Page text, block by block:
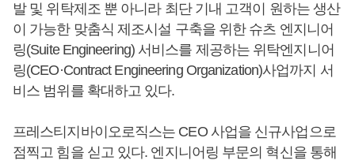
발 및 위탁제조 뿐 아니라 최단 기내 고객이 원하는 생산
이 가능한 맞춤식 제조시설 구축을 위한 슈츠 엔지니어
링(Suite Engineering) 서비스를 제공하는 위탁엔지니어
링(CEO·Contract Engineering Organization)사업까지 서
비스 범위를 확대하고 있다.
프레스티지바이오로직스는 CEO 사업을 신규사업으로
점찍고 힘을 싣고 있다. 엔지니어링 부문의 혁신을 통해